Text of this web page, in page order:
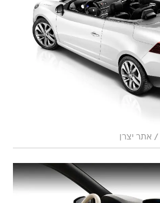
/ אתר יצרן